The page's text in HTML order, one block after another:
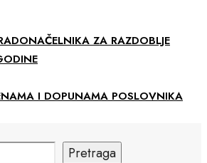
ZA RAZDOBLJE
I DOPUNAMA POSLOVNIKA
Pretraga